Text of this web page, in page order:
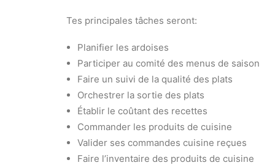
Tes principales tâches seront:
Planifier les ardoises
Participer au comité des menus de saison
Faire un suivi de la qualité des plats
Orchestrer la sortie des plats
Établir le coûtant des recettes
Commander les produits de cuisine
Valider ses commandes cuisine reçues
Faire l’inventaire des produits de cuisine